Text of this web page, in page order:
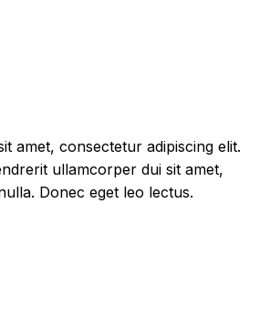
amet, consectetur adipiscing elit.
ullamcorper dui sit amet,
Donec eget leo lectus.